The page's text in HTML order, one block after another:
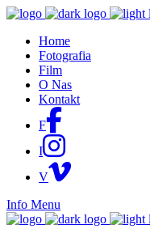
Home
Fotografia
Film
O Nas
Kontakt
F
I
V
Info Menu